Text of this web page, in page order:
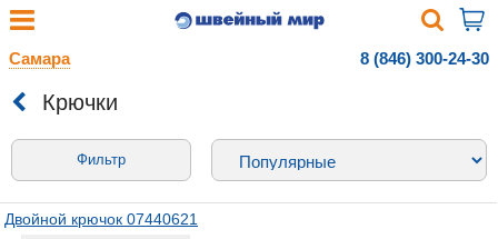
Самара 8 (846) 300-24-30
Крючки
Фильтр
Двойной крючок 07440621